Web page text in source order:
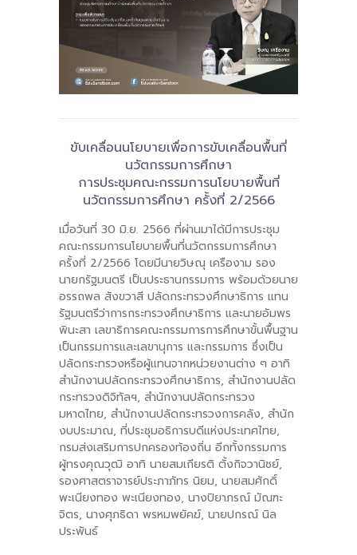
-- รายงานผล กขศ.สพท.
-- เอกสารเผยแพร่
เกี่ยวกับเรา
-- คณะกรรมการนโยบายพื้นที่นวัตกรรมการศึกษา
-- คณะอนุกรรมการ 6 คณะ
ติดต่อเรา
ขับเคลื่อนนโยบายเพื่อการขับเคลื่อนพื้นที่
นวัตกรรมการศึกษา
การประชุมคณะกรรมการนโยบายพื้นที่
นวัตกรรมการศึกษา ครั้งที่ 2/2566
เมื่อวันที่ 30 มิ.ย. 2566 ที่ผ่านมาได้มีการประชุม
คณะกรรมการนโยบายพื้นที่นวัตกรรมการศึกษา
ครั้งที่ 2/2566 โดยมีนายวิษณุ เครืองาม รอง
นายกรัฐมนตรี เป็นประธานกรรมการ พร้อมด้วยนาย
อรรถพล สังขวาสี ปลัดกระทรวงศึกษาธิการ แทน
รัฐมนตรีว่าการกระทรวงศึกษาธิการ และนายอัมพร
พินะสา เลขาธิการคณะกรรมการการศึกษาขั้นพื้นฐาน
เป็นกรรมการและเลขานุการ และกรรมการ ซึ่งเป็น
ปลัดกระทรวงหรือผู้แทนจากหน่วยงานต่าง ๆ อาทิ
สำนักงานปลัดกระทรวงศึกษาธิการ, สำนักงานปลัด
กระทรวงดิจิทัลฯ, สำนักงานปลัดกระทรวง
มหาดไทย, สำนักงานปลัดกระทรวงการคลัง, สำนัก
งบประมาณ, ที่ประชุมอธิการบดีแห่งประเทศไทย,
กรมส่งเสริมการปกครองท้องถิ่น อีกทั้งกรรมการ
ผู้ทรงคุณวุฒิ อาทิ นายสมเกียรติ ตั้งกิจวานิชย์,
รองศาสตราจารย์ประภาภัทร นิยม, นายสมศักดิ์
พะเนียงทอง พะเนียงทอง, นางปิยาภรณ์ มัณฑะ
จิตร, นางศุภธิดา พรหมพยัคฆ์, นายปกรณ์ นิล
ประพันธ์